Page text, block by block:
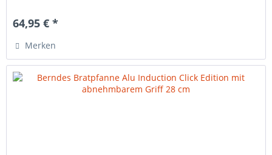
64,95 € *
Merken